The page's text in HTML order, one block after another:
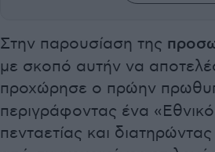
Στην παρουσίαση της
με σκοπό αυτήν να
προχώρησε ο πρώην
περιγράφοντας ένα
πενταετίας και